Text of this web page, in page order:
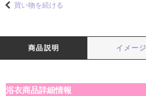
買い物を続ける
商品説明 イメージ
浴衣商品詳細情報